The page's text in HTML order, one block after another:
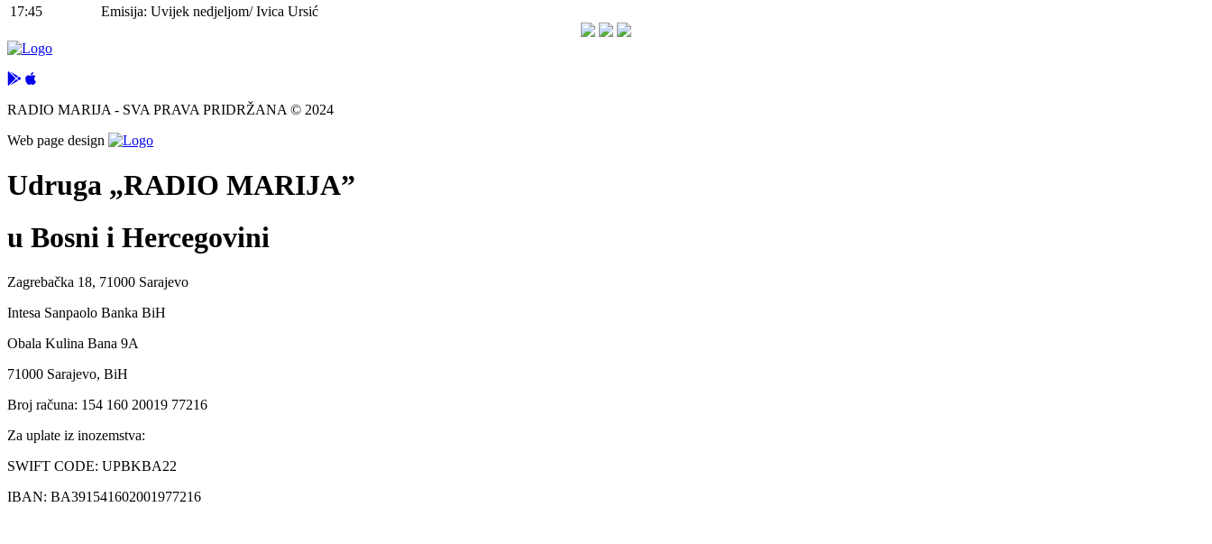
17:45
Emisija: Uvijek nedjeljom/ Ivica Ursić
RADIO MARIJA - SVA PRAVA PRIDRŽANA © 2024
Web page design
Udruga „RADIO MARIJA”
u Bosni i Hercegovini
Zagrebačka 18, 71000 Sarajevo
Intesa Sanpaolo Banka BiH
Obala Kulina Bana 9A
71000 Sarajevo, BiH
Broj računa: 154 160 20019 77216
Za uplate iz inozemstva:
SWIFT CODE: UPBKBA22
IBAN: BA391541602001977216